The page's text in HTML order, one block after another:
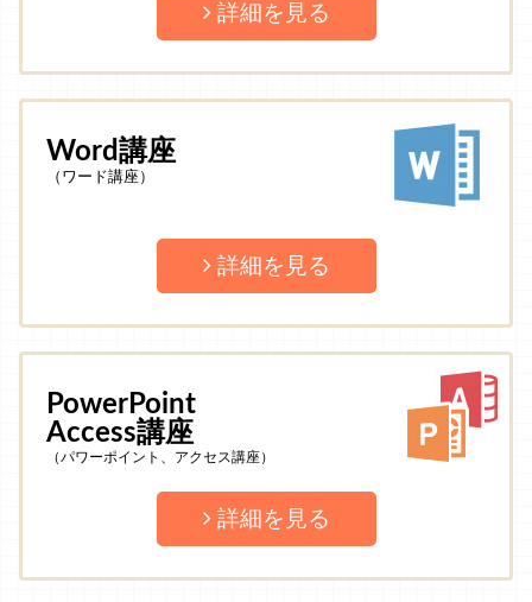
詳細を見る
Word講座
（ワード講座）
詳細を見る
PowerPoint
Access講座
（パワーポイント、アクセス講座）
詳細を見る